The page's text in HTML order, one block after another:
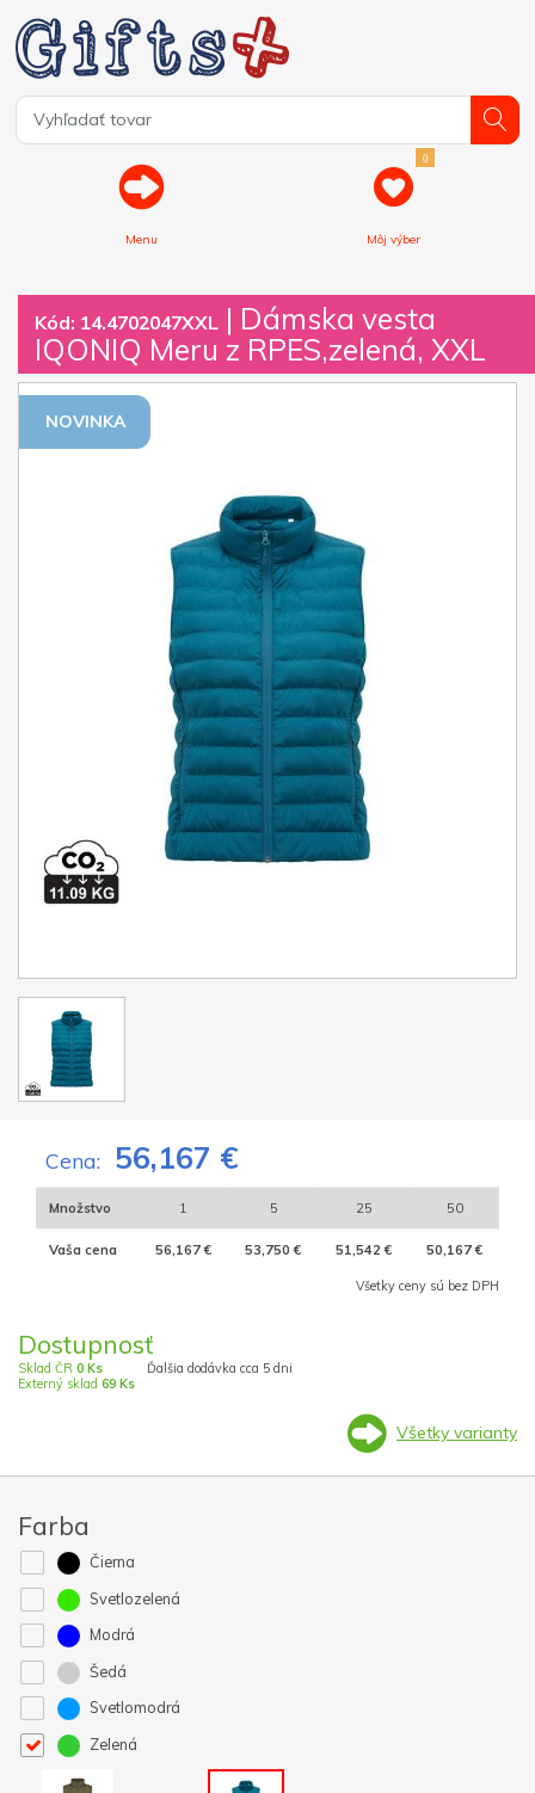
Menu
0
Môj výber
Kód: 14.4702047XXL | Dámska vesta
IQONIQ Meru z RPES,zelená, XXL
NOVINKA
Cena: 56,167 €
Množstvo 1 5 25 50
Vaša cena 56,167 € 53,750 € 51,542 € 50,167 €
Všetky ceny sú bez DPH
Dostupnosť
Sklad ČR 0 Ks
Externý sklad 69 Ks
Ďalšia dodávka cca 5 dni
Všetky varianty
Farba
Čierna
Svetlozelená
Modrá
Šedá
Svetlomodrá
Zelená